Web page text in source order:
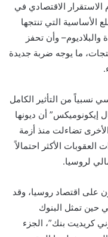
الاستقرار الاقتصادي في
الأساسية التي تنتجها
وأن تحفز
ما يوجه ضربة جديدة
نسبياً من التأثير الكامل
إيكونوميكس” أن ديونها
الأخرى تضاءلت منذ أزمة
العقوبات الأكثر احتمالاً
على اقتصاد روسيا، وقد
بشكل بارز بعد عقوبات 2014. في حين تمثل البنوك
كريديت بنك”، الجزء